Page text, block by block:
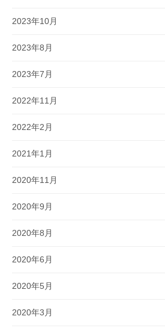
2023年10月
2023年8月
2023年7月
2022年11月
2022年2月
2021年1月
2020年11月
2020年9月
2020年8月
2020年6月
2020年5月
2020年3月